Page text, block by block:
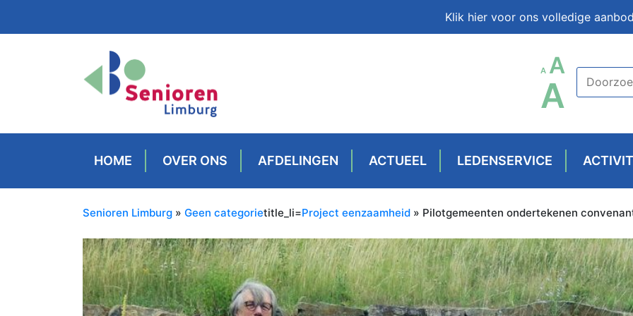
Klik hier voor ons volledige
A
LETTERTYPE
GROOTTE
A
A
HOME OVER ONS AFDELINGEN ACTUEEL LEDENSERVICE
Senioren Limburg » Geen categorietitle_li=Project eenzaamheid » Pilotgemeenten ondertekenen